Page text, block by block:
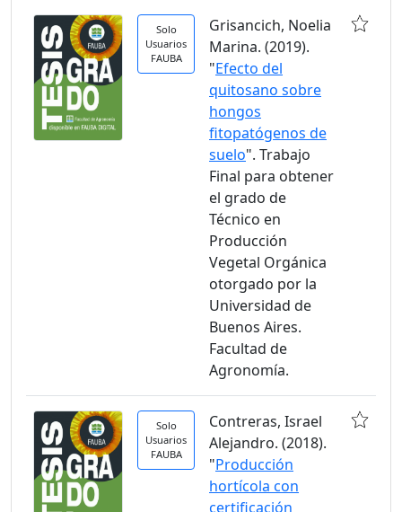
Solo
Usuarios
FAUBA
Grisancich, Noelia
Marina. (2019).
"Efecto del
quitosano sobre
hongos
fitopatógenos de
suelo". Trabajo
Final para obtener
el grado de
Técnico en
Producción
Vegetal Orgánica
otorgado por la
Universidad de
Buenos Aires.
Facultad de
Agronomía.
Solo
Usuarios
FAUBA
Contreras, Israel
Alejandro. (2018).
"Producción
hortícola con
certificación